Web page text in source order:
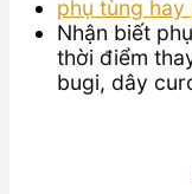
phụ tùng hay
Nhận biết
thời điểm
bugi, dây